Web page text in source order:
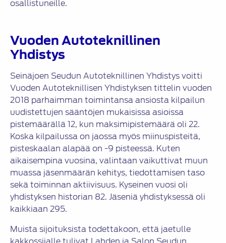
osallistuneille.
Vuoden Autoteknillinen
Yhdistys
Seinäjoen Seudun Autoteknillinen Yhdistys voitti
Vuoden Autoteknillisen Yhdistyksen tittelin vuoden
2018 parhaimman toimintansa ansiosta kilpailun
uudistettujen sääntöjen mukaisissa asioissa
pistemäärällä 12, kun maksimipistemäärä oli 22.
Koska kilpailussa on jaossa myös miinuspisteitä,
pisteskaalan alapää on -9 pisteessä. Kuten
aikaisempina vuosina, valintaan vaikuttivat muun
muassa jäsenmäärän kehitys, tiedottamisen taso
sekä toiminnan aktiivisuus. Kyseinen vuosi oli
yhdistyksen historian 82. Jäseniä yhdistyksessä oli
kaikkiaan 295.
Muista sijoituksista todettakoon, että jaetulle